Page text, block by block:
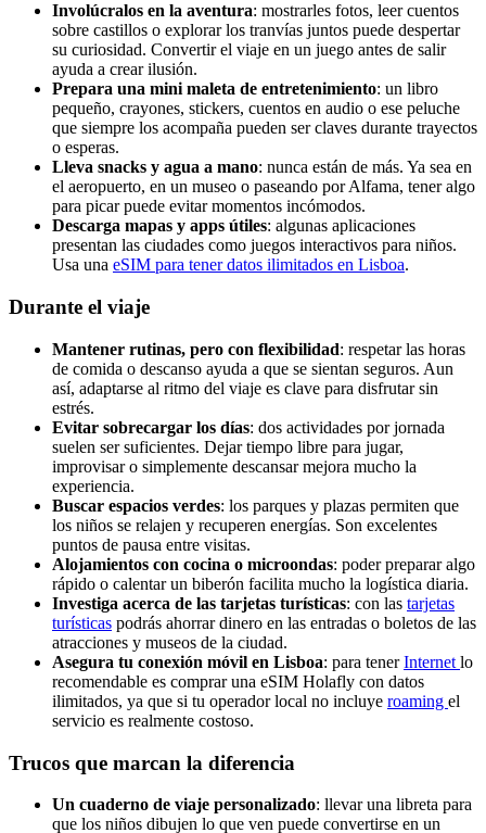
Involúcralos en la aventura: mostrarles fotos, leer cuentos
sobre castillos o explorar los tranvías juntos puede despertar
su curiosidad. Convertir el viaje en un juego antes de salir
ayuda a crear ilusión.
Prepara una mini maleta de entretenimiento: un libro
pequeño, crayones, stickers, cuentos en audio o ese peluche
que siempre los acompaña pueden ser claves durante trayectos
o esperas.
Lleva snacks y agua a mano: nunca están de más. Ya sea en
el aeropuerto, en un museo o paseando por Alfama, tener algo
para picar puede evitar momentos incómodos.
Descarga mapas y apps útiles: algunas aplicaciones
presentan las ciudades como juegos interactivos para niños.
Usa una eSIM para tener datos ilimitados en Lisboa.
Durante el viaje
Mantener rutinas, pero con flexibilidad: respetar las horas
de comida o descanso ayuda a que se sientan seguros. Aun
así, adaptarse al ritmo del viaje es clave para disfrutar sin
estrés.
Evitar sobrecargar los días: dos actividades por jornada
suelen ser suficientes. Dejar tiempo libre para jugar,
improvisar o simplemente descansar mejora mucho la
experiencia.
Buscar espacios verdes: los parques y plazas permiten que
los niños se relajen y recuperen energías. Son excelentes
puntos de pausa entre visitas.
Alojamientos con cocina o microondas: poder preparar algo
rápido o calentar un biberón facilita mucho la logística diaria.
Investiga acerca de las tarjetas turísticas: con las tarjetas
turísticas podrás ahorrar dinero en las entradas o boletos de las
atracciones y museos de la ciudad.
Asegura tu conexión móvil en Lisboa: para tenerInternet lo
recomendable es comprar una eSIM Holafly con datos
ilimitados, ya que si tu operador local no incluye roaming el
servicio es realmente costoso.
Trucos que marcan la diferencia
Un cuaderno de viaje personalizado: llevar una libreta para
que los niños dibujen lo que ven puede convertirse en un